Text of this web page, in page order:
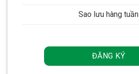
Sao lưu hàng tuần
ĐĂNG KÝ